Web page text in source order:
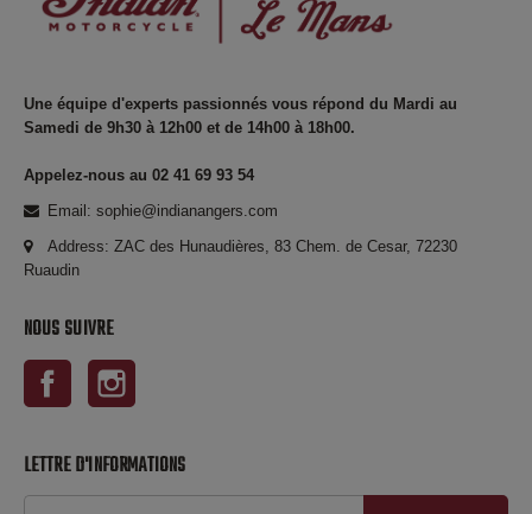
Une équipe d'experts passionnés vous répond du Mardi au
Samedi de 9h30 à 12h00 et de 14h00 à 18h00.
Appelez-nous au 02 41 69 93 54
Email: sophie@indianangers.com
Address: ZAC des Hunaudières, 83 Chem. de Cesar, 72230
Ruaudin
NOUS SUIVRE
Facebook
LETTRE D'INFORMATIONS